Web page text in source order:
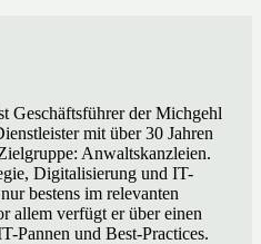
Geschäftsführer der Michgehl
mit über 30 Jahren
Anwaltskanzleien.
Digitalisierung und IT-
bestens im relevanten
allem verfügt er über einen
Pannen und Best-Practices.